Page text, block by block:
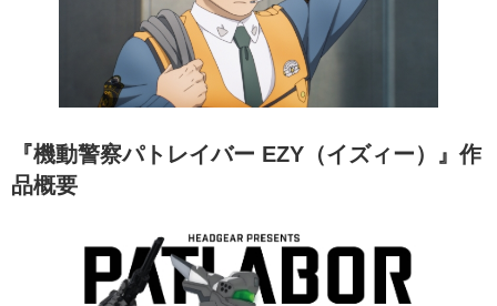
『機動警察パトレイバー EZY（イズィー）』作
品概要